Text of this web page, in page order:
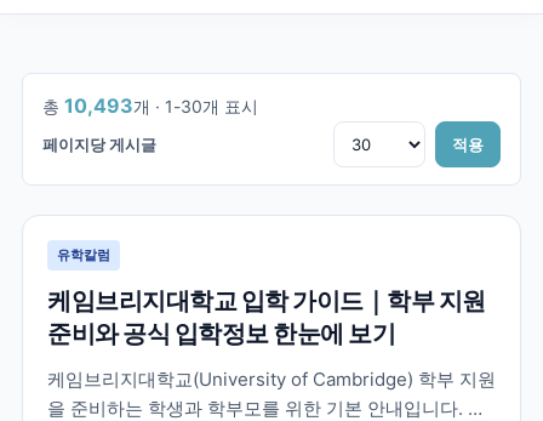
총 10,493개 · 1-30개 표시
페이지당 게시글 적용
1/350
유학칼럼
케임브리지대학교 입학 가이드｜학부 지원
준비와 공식 입학정보 한눈에 보기
케임브리지대학교(University of Cambridge) 학부 지원
을 준비하는 학생과 학부모를 위한 기본 안내입니다. 공